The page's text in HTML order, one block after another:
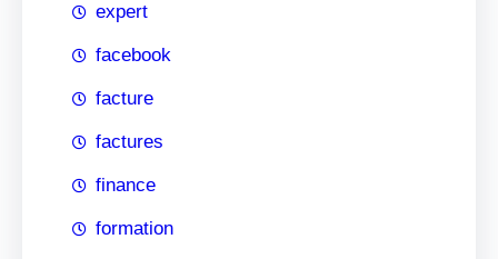
expert
facebook
facture
factures
finance
formation